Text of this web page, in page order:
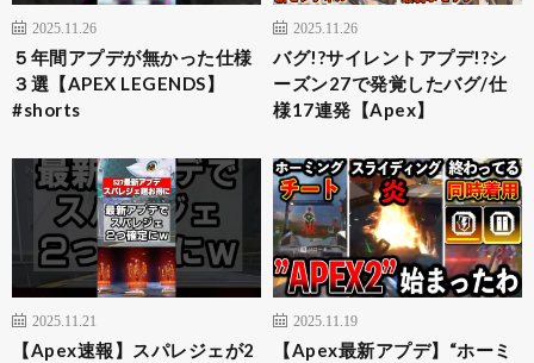
2025.11.26
５年間アプデが無かった仕様
３選【APEX LEGENDS】
#shorts
2025.11.26
バグ!?サイレントアプデ!?シ
ーズン27で発覚したバグ/仕
様17連発【Apex】
2025.11.21
【Apex速報】スパレジェが2
2025.11.19
【Apex最新アプデ】“ホーミ